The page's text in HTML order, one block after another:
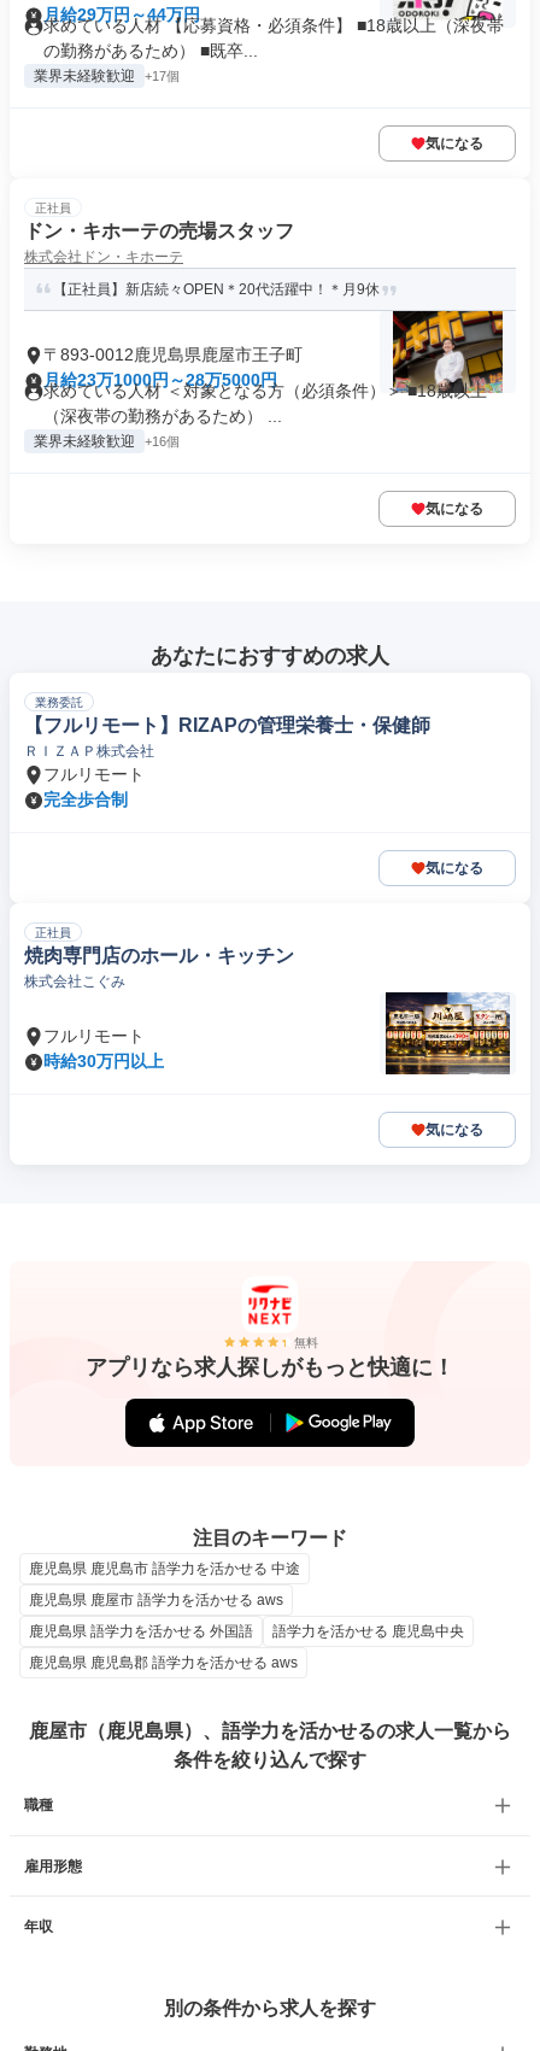
月給29万円～44万円
求めている人材 【応募資格・必須条件】 ■18歳以上（深夜帯
の勤務があるため） ■既卒...
業界未経験歓迎 +17個
気になる
正社員
ドン・キホーテの売場スタッフ
株式会社ドン・キホーテ
【正社員】新店続々OPEN＊20代活躍中！＊月9休
〒893-0012鹿児島県鹿屋市王子町
月給23万1000円～28万5000円
求めている人材 ＜対象となる方（必須条件）＞ ■18歳以上
（深夜帯の勤務があるため） ...
業界未経験歓迎 +16個
気になる
あなたにおすすめの求人
業務委託
【フルリモート】RIZAPの管理栄養士・保健師
ＲＩＺＡＰ株式会社
フルリモート
完全歩合制
気になる
正社員
焼肉専門店のホール・キッチン
株式会社こぐみ
フルリモート
時給30万円以上
気になる
無料
アプリなら求人探しがもっと快適に！
注目のキーワード
鹿児島県 鹿児島市 語学力を活かせる 中途
鹿児島県 鹿屋市 語学力を活かせる aws
鹿児島県 語学力を活かせる 外国語
語学力を活かせる 鹿児島中央
鹿児島県 鹿児島郡 語学力を活かせる aws
鹿屋市（鹿児島県）、語学力を活かせるの求人一覧から
条件を絞り込んで探す
職種
雇用形態
年収
別の条件から求人を探す